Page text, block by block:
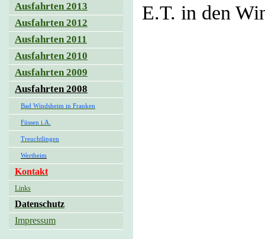
Ausfahrten 2013
Ausfahrten 2012
Ausfahrten 2011
Ausfahrten 2010
Ausfahrten 2009
Ausfahrten 2008
Bad Windsheim in Franken
Füssen i.A.
Treuchtlingen
Wertheim
Kontakt
Links
Datenschutz
Impressum
E.T. in den